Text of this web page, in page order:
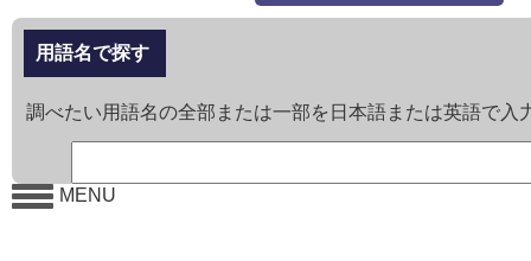
用語名で探す
調べたい用語名の全部または一部を日本語または英語で入
MENU